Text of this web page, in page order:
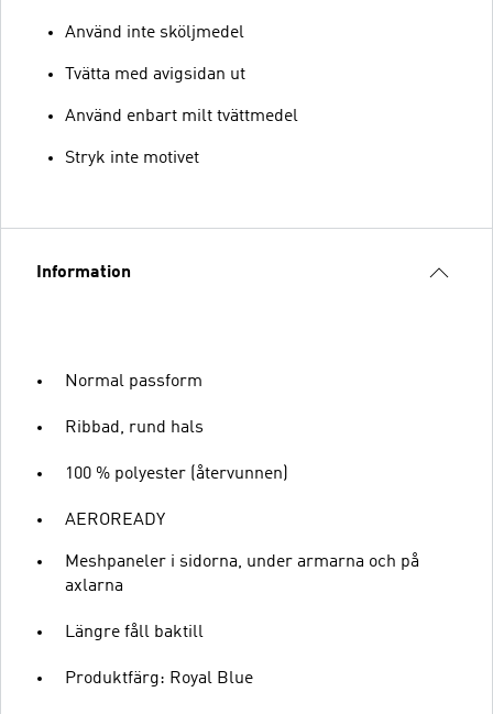
Använd inte sköljmedel
Tvätta med avigsidan ut
Använd enbart milt tvättmedel
Stryk inte motivet
Information
Normal passform
Ribbad, rund hals
100 % polyester (återvunnen)
AEROREADY
Meshpaneler i sidorna, under armarna och på
axlarna
Längre fåll baktill
Produktfärg: Royal Blue